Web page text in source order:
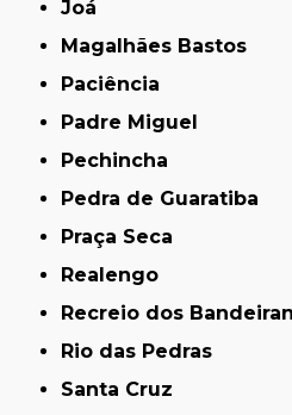
Joá
Magalhães Bastos
Paciência
Padre Miguel
Pechincha
Pedra de Guaratiba
Praça Seca
Realengo
Recreio dos
Rio das Pedras
Santa Cruz